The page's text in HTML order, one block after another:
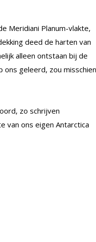
Meridiani Planum-vlakte,
deed de harten van
alleen ontstaan bij de
ons geleerd, zou misschien
zo schrijven
van ons eigen Antarctica